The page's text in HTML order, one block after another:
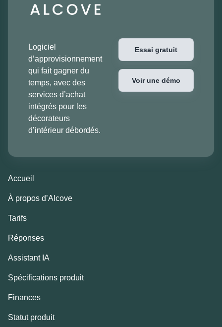
Logiciel
d’approvisionnement
qui fait gagner du
temps, avec des
services d’achat
intégrés pour les
décorateurs
d’intérieur débordés.
Essai gratuit
Voir une démo
Accueil
À propos d’Alcove
Tarifs
Réponses
Assistant IA
Spécifications produit
Finances
Statut produit